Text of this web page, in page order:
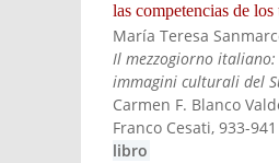
las competencias de los
María Teresa
Il mezzogiorno
immagini culturali del
Carmen F. Blanco
Franco Cesati, 933-941
libro